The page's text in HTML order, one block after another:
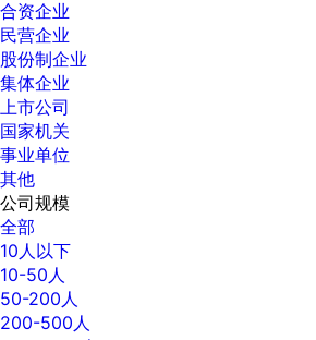
合资企业
民营企业
股份制企业
集体企业
上市公司
国家机关
事业单位
其他
公司规模
全部
10人以下
10-50人
50-200人
200-500人